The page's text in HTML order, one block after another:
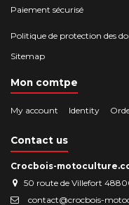
Paiement sécurisé
Politique de protection des
Sitemap
Mon comtpe
My account Identity
Contact us
Crocbois-
50 route de Villefort
contact@crocbois-